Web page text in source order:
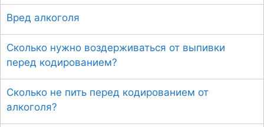
Вред алкоголя
Сколько нужно воздерживаться от выпивки
перед кодированием?
Сколько не пить перед кодированием от
алкоголя?